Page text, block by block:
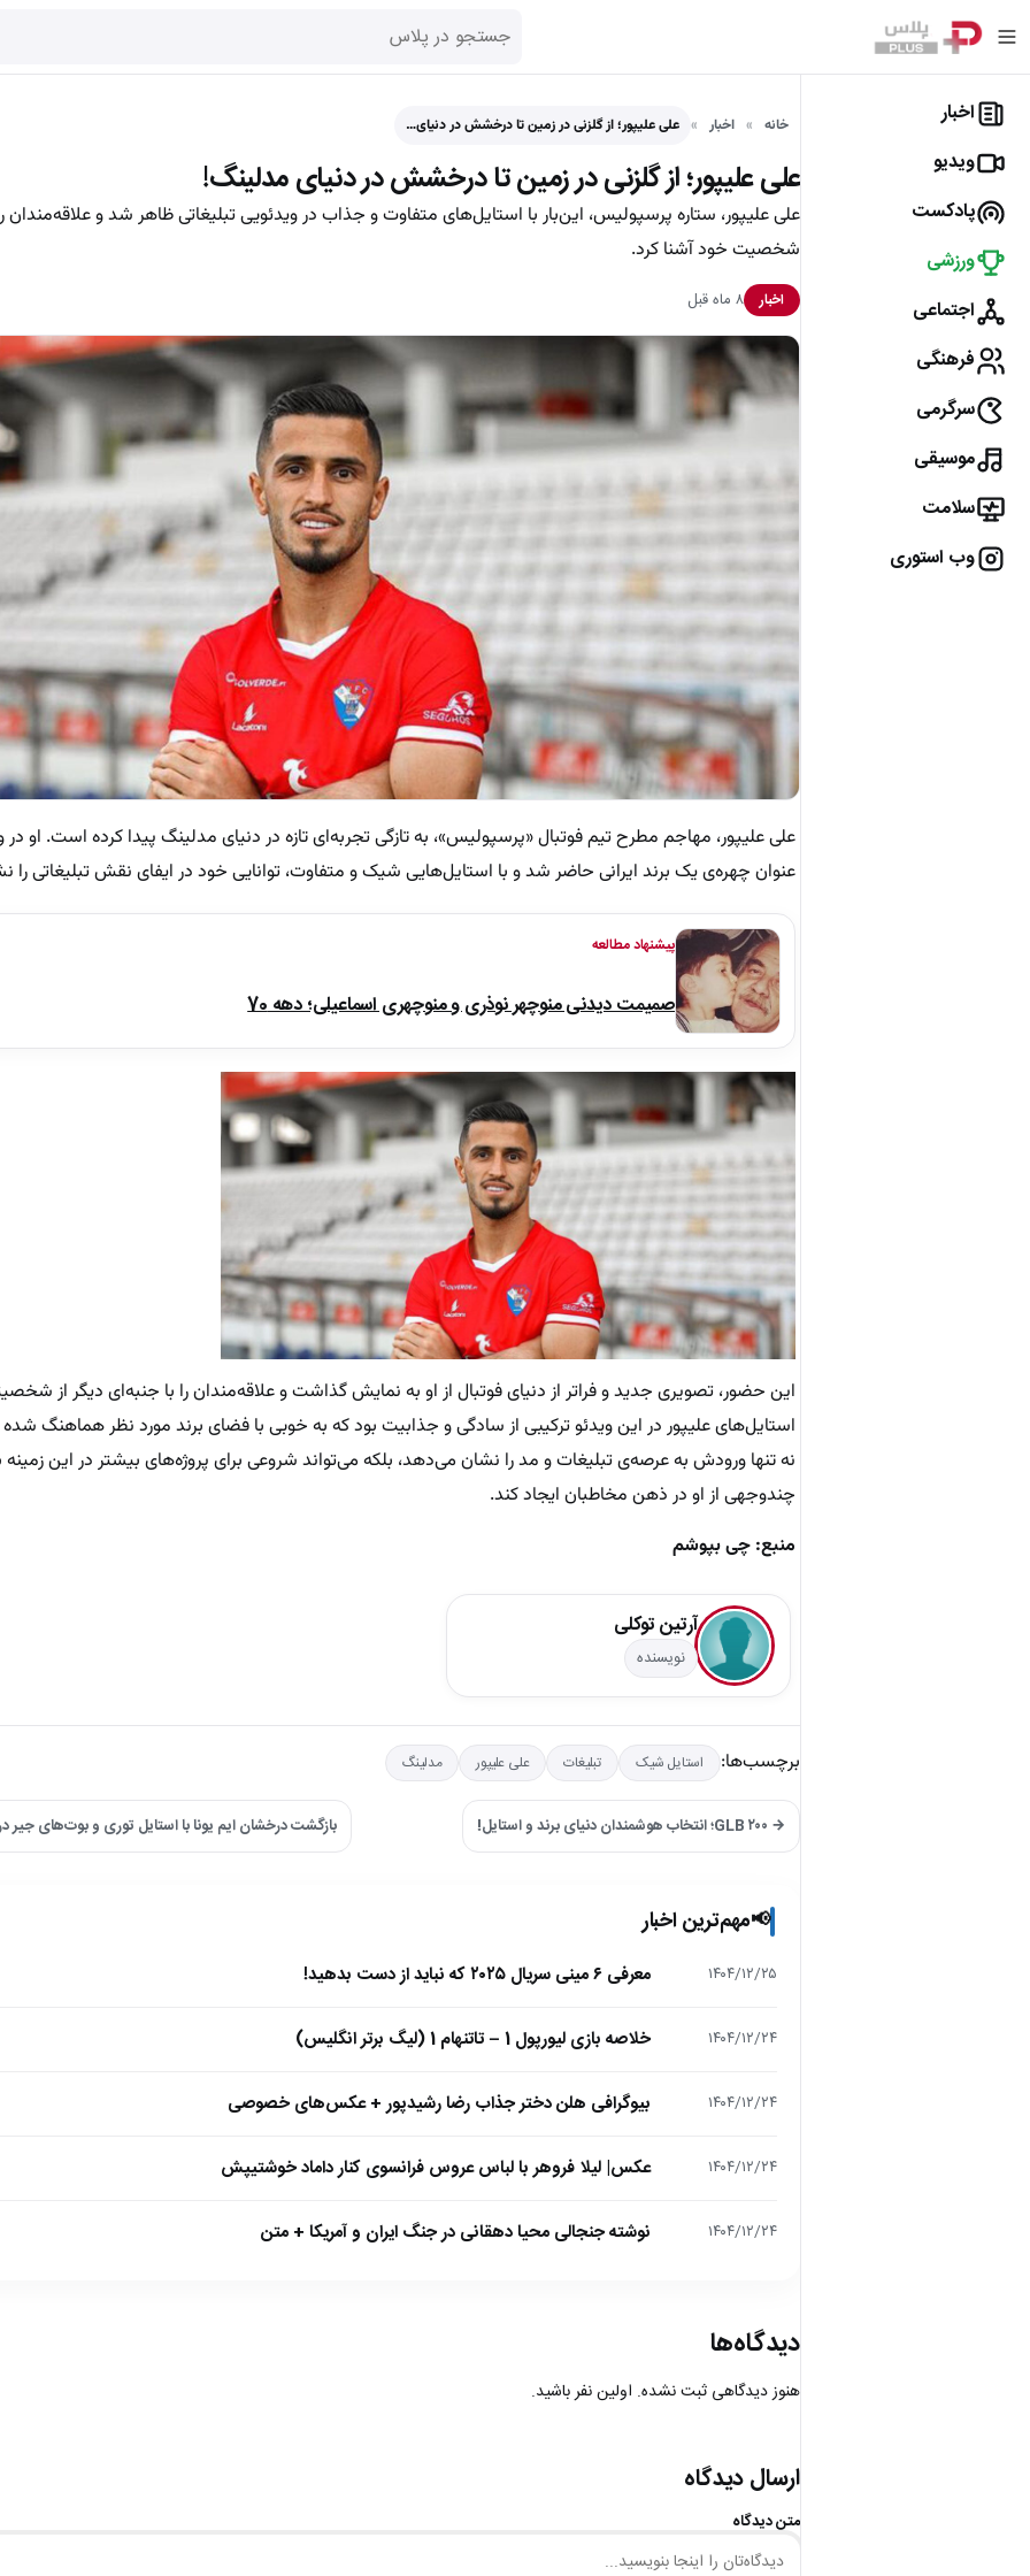
اخبار
ویدیو
پادکست
ورزشی
اجتماعی
فرهنگی
سرگرمی
موسیقی
سلامت
وب استوری
خانه اخبار علی علیپور؛ از گلزنی در زمین تا درخشش در دنیای…
علی علیپور؛ از گلزنی در زمین تا درخشش در دنیای مدلینگ!
علی علیپور، ستاره پرسپولیس، این‌بار با استایل‌های متفاوت و جذاب در ویدئویی تبلیغاتی ظاهر شد و علاقه‌مندان
شخصیت خود آشنا کرد.
اخبار ۸ ماه قبل
علی علیپور، مهاجم مطرح تیم فوتبال «پرسپولیس»، به تازگی تجربه‌ای تازه در دنیای مدلینگ پیدا کرده است. او
عنوان چهره‌ی یک برند ایرانی حاضر شد و با استایل‌هایی شیک و متفاوت، توانایی خود در ایفای نقش تبلیغاتی را
پیشنهاد مطالعه
صمیمت دیدنی منوچهر نوذری و منوچهری اسماعیلی؛ دهه 70
این حضور، تصویری جدید و فراتر از دنیای فوتبال از او به نمایش گذاشت و علاقه‌مندان را با جنبه‌ای دیگر از
استایل‌های علیپور در این ویدئو ترکیبی از سادگی و جذابیت بود که به خوبی با فضای برند مورد نظر هماهنگ
نه تنها ورودش به عرصه‌ی تبلیغات و مد را نشان می‌دهد، بلکه می‌تواند شروعی برای پروژه‌های بیشتر در این
چندوجهی از او در ذهن مخاطبان ایجاد کند.
منبع: چی بپوشم
آرتین توکلی
نویسنده
برچسب‌ها: استایل شیک تبلیغات علی علیپور مدلینگ
→ GLB ۲۰۰؛ انتخاب هوشمندان دنیای برند و استایل! بازگشت درخشان ایم یونا با استایل توری و بوت‌های جیر
📢مهم‌ترین اخبار
۱۴۰۴/۱۲/۲۵ معرفی ۶ مینی سریال ۲۰۲۵ که نباید از دست بدهید!
۱۴۰۴/۱۲/۲۴ خلاصه بازی لیورپول 1 – تاتنهام 1 (لیگ برتر انگلیس)
۱۴۰۴/۱۲/۲۴ بیوگرافی هلن دختر جذاب رضا رشیدپور + عکس‌های خصوصی
۱۴۰۴/۱۲/۲۴ عکس| لیلا فروهر با لباس عروس فرانسوی کنار داماد خوشتیپش
۱۴۰۴/۱۲/۲۴ نوشته جنجالی محیا دهقانی در جنگ ایران و آمریکا + متن
دیدگاه‌ها
هنوز دیدگاهی ثبت نشده. اولین نفر باشید.
ارسال دیدگاه
متن دیدگاه